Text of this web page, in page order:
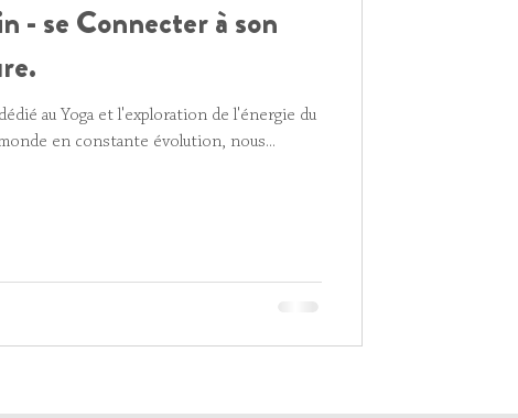
- se Connecter à son
au Yoga et l'exploration de l'énergie du
en constante évolution, nous...